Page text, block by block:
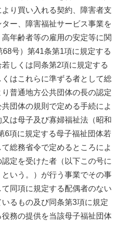
り買い入れる契約、障害者支
ー、障害福祉サービス事業を
年齢者等の雇用の安定等に関
号）第41条第1項に規定する
しくは同条第2項に規定する
はこれらに準ずる者として総
普通地方公共団体の長の認定
団体の規則で定める手続によ
は母子及び寡婦福祉法（昭和
6項に規定する母子福祉団体若
総務省令で定めるところによ
定を受けた者（以下この号に
いう。）が行う事業でその事
同項に規定する配偶者のない
るもの及び同条第3項に規定
務の提供を当該母子福祉団体